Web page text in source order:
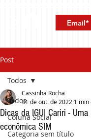
Post
Todos
Coluna Social
Categoria sem título
Todos
Dicas da IGUI Cariri -
econômica SIM
Cassinha Rocha
31 de out. de 2022 1 min